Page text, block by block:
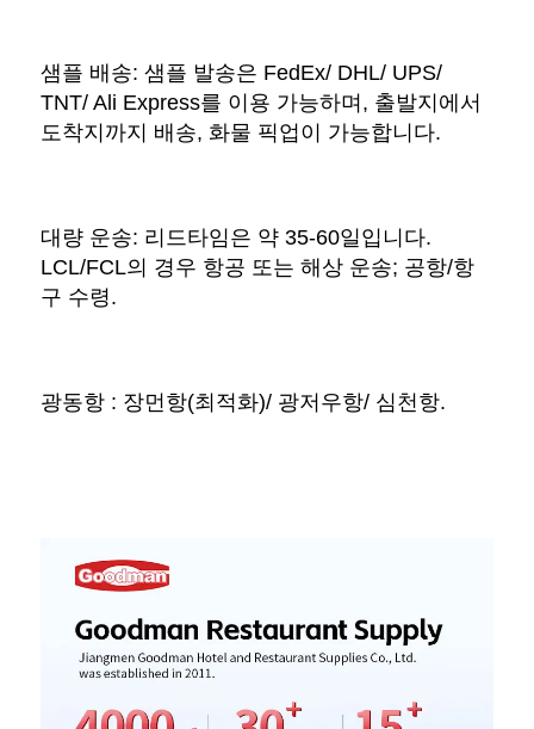
샘플 배송: 샘플 발송은 FedEx/ DHL/ UPS/
TNT/ Ali Express를 이용 가능하며, 출발지에서
도착지까지 배송, 화물 픽업이 가능합니다.
대량 운송: 리드타임은 약 35-60일입니다.
LCL/FCL의 경우 항공 또는 해상 운송; 공항/항
구 수령.
광동항 : 장먼항(최적화)/ 광저우항/ 심천항.